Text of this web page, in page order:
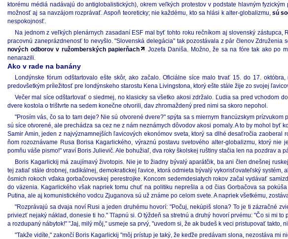
ktorému médiá nadávajú do antiglobalistických), okrem veľkých protestov v podstate hlavným
možnosť aj sa navzájom rozprávať. Aspoň teoreticky; nie každému, kto sa hlási k alter-globalizmu,sú
nespokojnosť.
Na jednom z veľkých plenárnych zasadaní ESF mal byť tohto roku rečníkom aj slovenský zástupca,
pracovnú zaneprázdnenosť to nevyšlo. "Slovenská delegácia" tak pozostávala z pár členov
nových odborov v ružomberských papierňach
Jozefa Daniša. Možno, že sa na fóre tak ako po
nenarazili.
Ako v rade na banány
Londýnske fórum odštartovalo ešte skôr, ako začalo. Oficiálne síce malo trvať 15. do 17.
predovšetkým príležitosť pre londýnskeho starostu Kena Livingstona, ktorý ešte stále žije zo svojej
Večer mal síce odštartovať o siedmej, no klasicky sa všetko akosi zdržalo. Ľudia sa pred vchodom
dvere kostola o trištvrte na sedem konečne otvorili, dav zhromaždený pred nimi sa skoro nepohol.
"Prosím vás, čo sa to tam deje? Nie sú otvorené dvere?" spýta sa s miernym francúzskym
sú síce otvorené, ale prechádza sa cez ne z nám neznámych dôvodov akosi pomaly. A to by mohol
Samir Amin, jeden z najvýznamnejších ľavicových ekonómov sveta, ktorý sa dlhé desaťročia
ňom rozoznávame Rusa Borisa Kagarlického, výraznú postavu svetového alter-globalizmu, ktorý
pomňu váše pismo!" vraví Boris Julievič. Ale bohužiaľ, dva roky školskej ruštiny stačia len na pozdrav a
Boris Kagarlickij má zaujímavý životopis. Nie je to žiadny bývalý aparátčik, ba ani člen dnešnej
tej zatiaľ stále drobnej, radikálnej, demokratickej ľavice, ktorá odmieta bývalý vykorisťovateľský
ôsmich rokoch vďaka gorbačovovskej perestrojke. Koncom sedemdesiatych rokov začal vydávať
do väzenia. Kagarlického však napriek tomu chuť na politiku neprešla a od čias Gorbačova sa
Putina, ale aj komunistického vodcu Zjuganova sú už známe po celom svete. A napriek všetkému,
"Rozprávajú sa dvaja noví Rusi a jeden druhému hovorí: "Počuj, nekúpiš slona? To je ti zázračné
priviezť nejaký náklad, donesie ti ho." Tľapnú si. O týždeň sa stretnú a druhý hovorí prvému: "Čo si mi
a rozdupaný nábytok!" "Jaj, milý môj," usmeje sa prvý, "uvedom si, že ak budeš k veci pristupovať takto,
"Takže vidíte," zakončí Boris Kagarlickij "môj prístup je taký, že keďže predávam slona, nezostáva mi